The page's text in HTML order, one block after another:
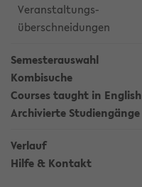
Veranstaltungs-
überschneidungen
Semesterauswahl
Kombisuche
Courses taught in English
Archivierte Studiengänge
Verlauf
Hilfe & Kontakt